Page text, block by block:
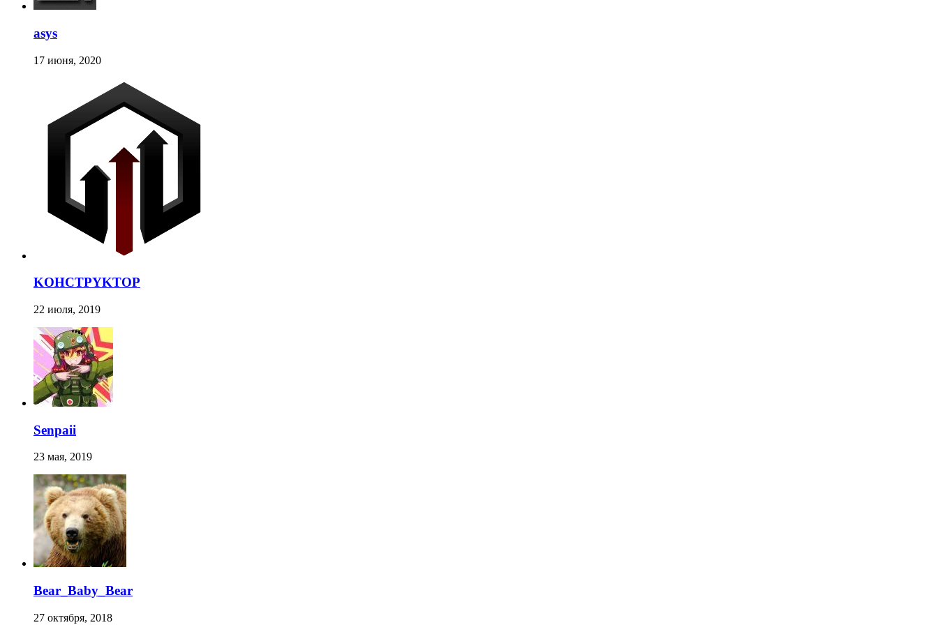
asys
17 июня, 2020
KOHCTPYKTOP
22 июля, 2019
Senpaii
23 мая, 2019
Bear_Baby_Bear
27 октября, 2018